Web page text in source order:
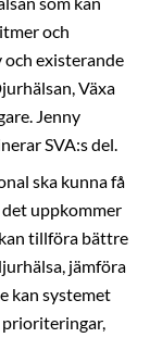
och
och existerande
Växa
Jenny
SVA:s del.
ska kunna få
uppkommer
tillföra bättre
jämföra
kan systemet
prioriteringar,